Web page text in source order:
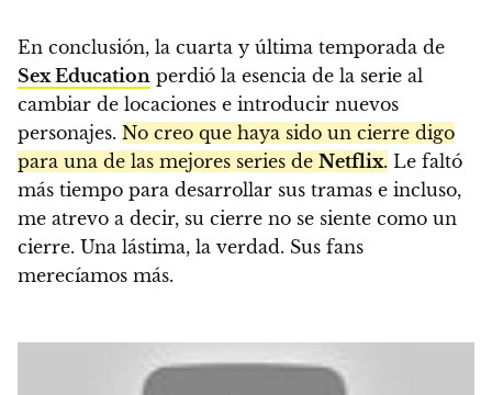
En conclusión, la cuarta y última temporada de
Sex Education perdió la esencia de la serie al
cambiar de locaciones e introducir nuevos
personajes. No creo que haya sido un cierre digo
para una de las mejores series de Netflix. Le faltó
más tiempo para desarrollar sus tramas e incluso,
me atrevo a decir, su cierre no se siente como un
cierre. Una lástima, la verdad. Sus fans
merecíamos más.